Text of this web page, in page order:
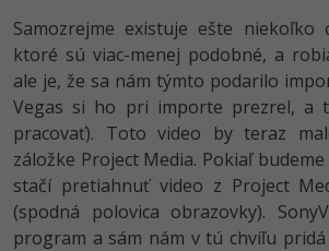
Samozrejme existuje ešte niekoľko
ktoré sú viac-menej podobné, a
ale je, že sa nám týmto podarilo
Vegas si ho pri importe prezrel, a
pracovať). Toto video by teraz
záložke Project Media. Pokiaľ
stačí pretiahnuť video z Project
(spodná polovica obrazovky).
program a sám nám v tú chvíľu